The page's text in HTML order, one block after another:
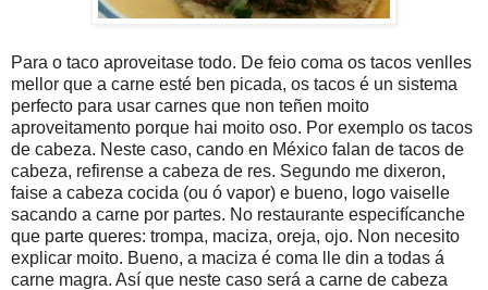
Para o taco aproveitase todo. De feio coma os tacos venlles
mellor que a carne esté ben picada, os tacos é un sistema
perfecto para usar carnes que non teñen moito
aproveitamento porque hai moito oso. Por exemplo os tacos
de cabeza. Neste caso, cando en México falan de tacos de
cabeza, refirense a cabeza de res. Segundo me dixeron,
faise a cabeza cocida (ou ó vapor) e bueno, logo vaiselle
sacando a carne por partes. No restaurante especifícanche
que parte queres: trompa, maciza, oreja, ojo. Non necesito
explicar moito. Bueno, a maciza é coma lle din a todas á
carne magra. Así que neste caso será a carne de cabeza